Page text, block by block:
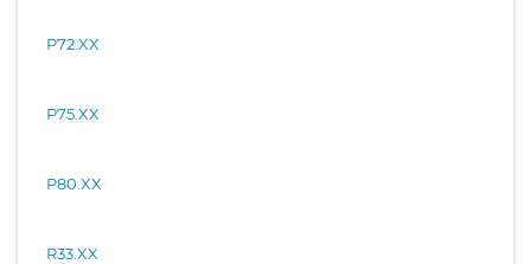
P72.XX
P75.XX
P80.XX
R33.XX